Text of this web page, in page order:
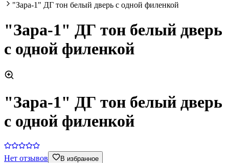
"Зара-1" ДГ тон белый дверь с одной филенкой
"Зара-1" ДГ тон белый дверь
с одной филенкой
"Зара-1" ДГ тон белый дверь
с одной филенкой
Нет отзывов В избранное